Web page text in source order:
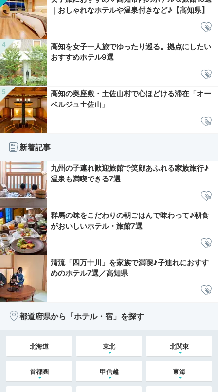
｜おしゃれなホテルや温泉付きなど♪【高知県】
高知を女子一人旅でゆったり巡る。拠点にしたい
おすすめホテル9選
高知の奥座敷・土佐山村で心ほどける滞在「オー
ベルジュ土佐山」
新着記事
九州の子連れ歓迎旅館で笑顔あふれる家族旅行♪
温泉も満喫できる7選
群馬の味をこだわりの朝ごはんで味わって♪朝食
がおいしいホテル・旅館7選
清流「四万十川」を家族で満喫♪子連れにおすす
めのホテル7選／高知県
都道府県から「ホテル・宿」を探す
北海道 東北 北関東
首都圏 甲信越 東海